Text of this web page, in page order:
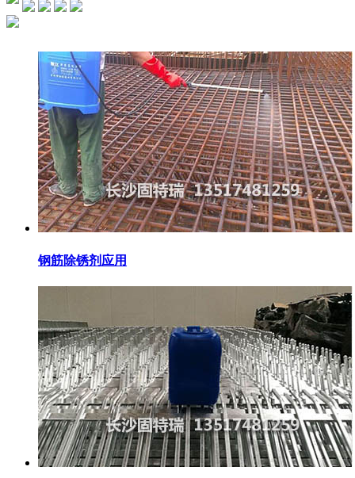
钢筋除锈剂应用